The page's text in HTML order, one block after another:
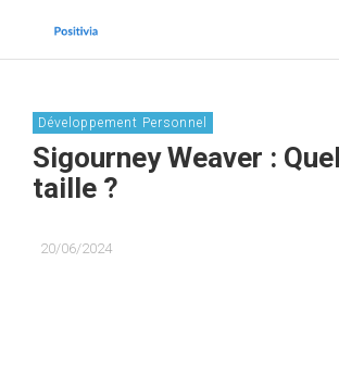
Développement Personnel
Sigourney Weaver :
taille ?
20/06/2024